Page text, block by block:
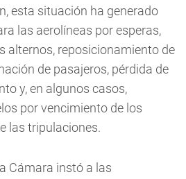
esta situación ha generado
las aerolíneas por esperas,
alternos, reposicionamiento de
de pasajeros, pérdida de
y, en algunos casos,
por vencimiento de los
las tripulaciones.
Cámara instó a las